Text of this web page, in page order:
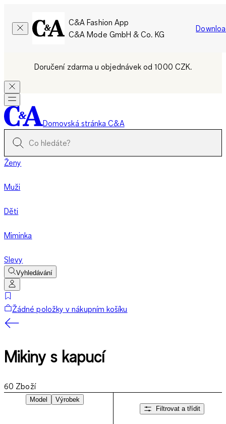
C&A Fashion App
C&A Mode GmbH & Co. KG
Doručení zdarma u objednávek od 1000 CZK.
Domovská stránka C&A
Ženy
Muži
Děti
Miminka
Slevy
Vyhledávání
Žádné položky v nákupním košíku
Mikiny s kapucí
60 Zboží
Model
Výrobek
Filtrovat a třídit